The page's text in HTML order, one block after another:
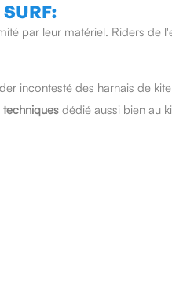
par leur matériel. Riders de
incontesté des harnais de
dédié aussi bien au